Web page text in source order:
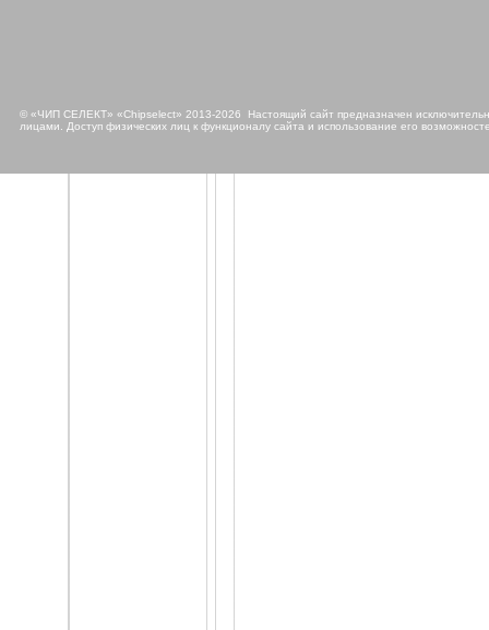
© «ЧИП СЕЛЕКТ» «Chipselect» 2013-2026 Настоящий сайт предназначен
лицами. Доступ физических лиц к функционалу сайта и использование его